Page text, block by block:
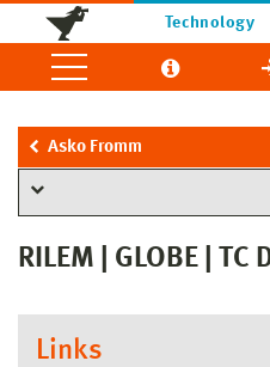
Technology
Asko Fromm
RILEM | GLOBE | TC
Links